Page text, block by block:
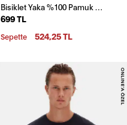
Bisiklet Yaka %100 Pamuk T-
Shirt
699 TL
Sepette 524,25 TL